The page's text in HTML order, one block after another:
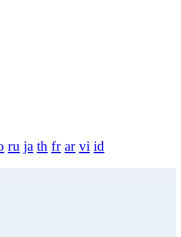
ru ja th fr ar vi id